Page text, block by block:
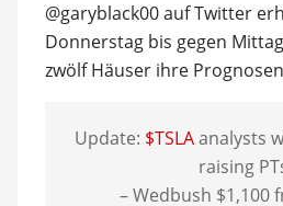
@garyblack00 auf Twitter
Donnerstag bis gegen
zwölf Häuser ihre
Update: $TSLAanalysts
raising
– Wedbush $1,100